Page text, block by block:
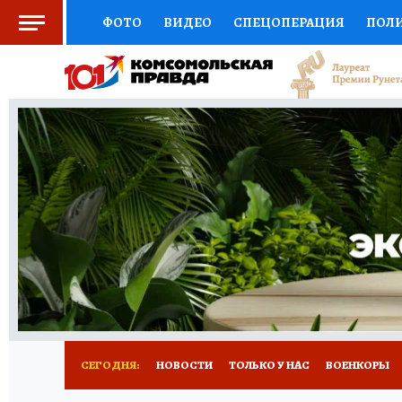
ФОТО ВИДЕО СПЕЦОПЕРАЦИЯ
СОЦПОДДЕРЖКА НАУКА СПОРТ
ВЫБОР ЭКСПЕРТОВ ДОКТОР
КНИЖНАЯ ПОЛКА ПРОГНОЗЫ НА СПОРТ
ПРЕСС-ЦЕНТР НЕДВИЖИМОСТЬ
РАДИО КП РЕКЛАМА ТЕСТЫ НОВОЕ
СЕГОДНЯ: НОВОСТИ ТОЛЬКО У НАС ВОЕНКОРЫ